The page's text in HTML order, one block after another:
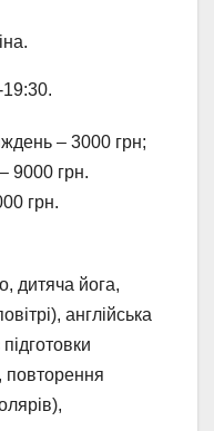
– 3000 грн;
9000 грн.
грн.
дитяча йога,
англійська
повторення